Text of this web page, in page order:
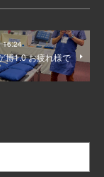
16:24
博1.0 お疲れ様で